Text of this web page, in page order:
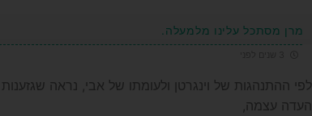
מרן מסתכל עלינו מלמעלה.
לפי ההתנהגות של וינגרטן ולעומתו של אבי, נראה
העדה עצמה,